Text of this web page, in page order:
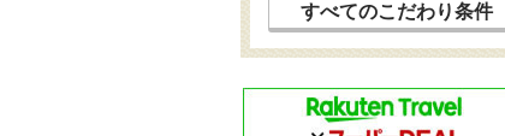
すべてのこだわり条件